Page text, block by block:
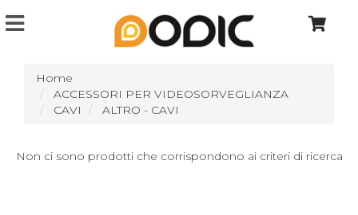
Home
ACCESSORI PER VIDEOSORVEGLIANZA
CAVI
ALTRO - CAVI
Non ci sono prodotti che corrispondono ai criteri di ricerca